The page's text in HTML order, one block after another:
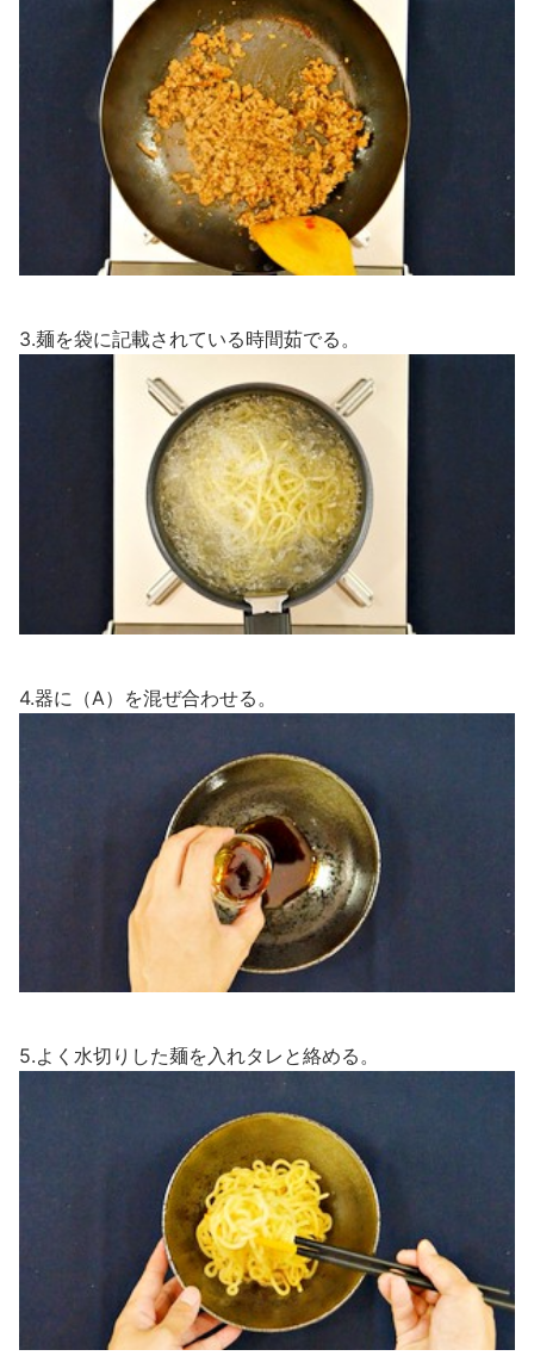
3.麺を袋に記載されている時間茹でる。
4.器に（A）を混ぜ合わせる。
5.よく水切りした麺を入れタレと絡める。